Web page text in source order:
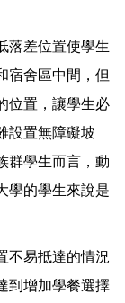
落差位置使學生
宿舍區中間，但
位置，讓學生必
設置無障礙坡
群學生而言，動
學的學生來說是
不易抵達的情況
到增加學餐選擇